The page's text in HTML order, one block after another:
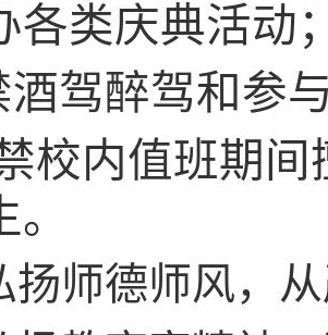
各类庆典活动
酒驾醉驾和参
校内值班期
扬师德师风，